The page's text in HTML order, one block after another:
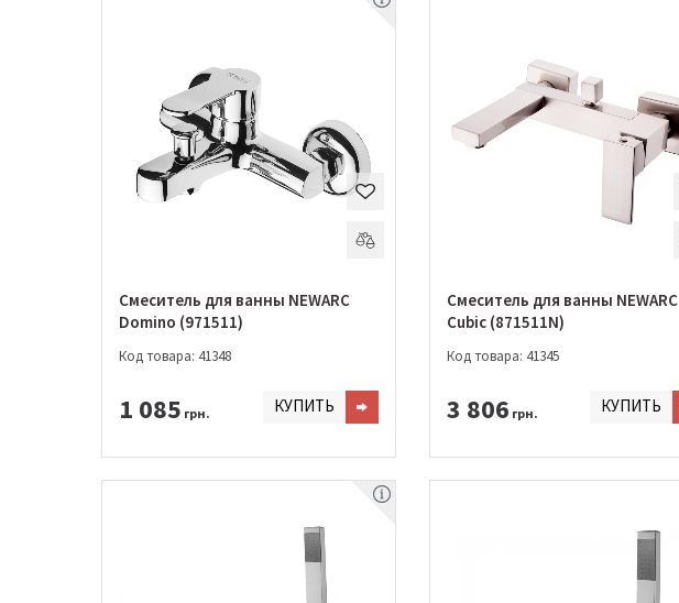
Смеситель для ванны NEWARC
Domino (971511)
Код товара: 41348
1 085 грн. КУПИТЬ
Смеситель для ванны NEWARC
Cubic (871511N)
Код товара: 41345
3 806 грн. КУПИТЬ